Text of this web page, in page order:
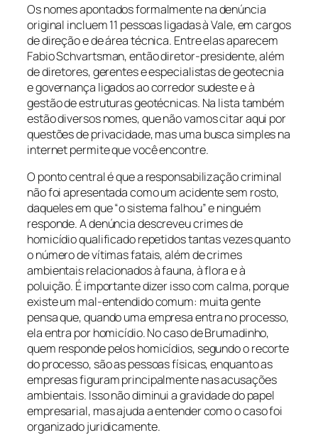
Os nomes apontados formalmente na denúncia
original incluem 11 pessoas ligadas à Vale, em cargos
de direção e de área técnica. Entre elas aparecem
Fabio Schvartsman, então diretor-presidente, além
de diretores, gerentes e especialistas de geotecnia
e governança ligados ao corredor sudeste e à
gestão de estruturas geotécnicas. Na lista também
estão diversos nomes, que não vamos citar aqui por
questões de privacidade, mas uma busca simples na
internet permite que você encontre.
O ponto central é que a responsabilização criminal
não foi apresentada como um acidente sem rosto,
daqueles em que “o sistema falhou” e ninguém
responde. A denúncia descreveu crimes de
homicídio qualificado repetidos tantas vezes quanto
o número de vítimas fatais, além de crimes
ambientais relacionados à fauna, à flora e à
poluição. É importante dizer isso com calma, porque
existe um mal-entendido comum: muita gente
pensa que, quando uma empresa entra no processo,
ela entra por homicídio. No caso de Brumadinho,
quem responde pelos homicídios, segundo o recorte
do processo, são as pessoas físicas, enquanto as
empresas figuram principalmente nas acusações
ambientais. Isso não diminui a gravidade do papel
empresarial, mas ajuda a entender como o caso foi
organizado juridicamente.